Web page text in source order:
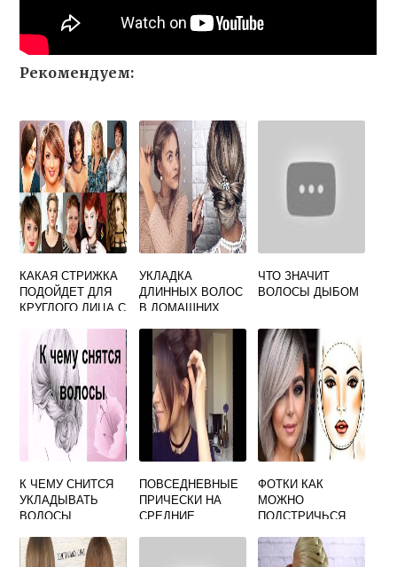
Рекомендуем:
КАКАЯ СТРИЖКА
ПОДОЙДЕТ ДЛЯ
КРУГЛОГО ЛИЦА С
УКЛАДКА
ДЛИННЫХ ВОЛОС
В ДОМАШНИХ
КАЖДЫЙ ДЕНЬ
ЧТО ЗНАЧИТ
ВОЛОСЫ ДЫБОМ
К ЧЕМУ СНИТСЯ
УКЛАДЫВАТЬ
ВОЛОСЫ
ПОВСЕДНЕВНЫЕ
ПРИЧЕСКИ НА
СРЕДНИЕ
ФОТКИ КАК
МОЖНО
ПОДСТРИЧЬСЯ